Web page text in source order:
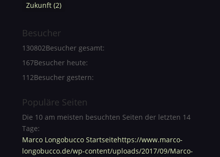
Zukunft(2)
Besucher
130802Besucher gesamt:
167Besucher heute:
112Besucher gestern:
Populäre Seiten
Die 10 am meisten besuchten Seiten der letzten 14
Tage:
Marco Longobucco Startseitehttps://www.marco-
longobucco.de/wp-content/uploads/2017/09/Marco-